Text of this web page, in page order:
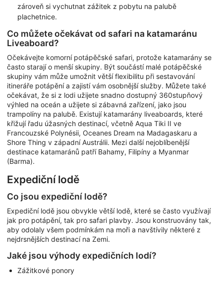
zároveň si vychutnat zážitek z pobytu na palubě
plachetnice.
Co můžete očekávat od safari na katamaránu
Liveaboard?
Očekávejte komorní potápěčské safari, protože katamarány se
často starají o menší skupiny. Být součástí malé potápěčské
skupiny vám může umožnit větší flexibilitu při sestavování
itineráře potápění a zajistí vám osobnější služby. Můžete také
očekávat, že si z lodi užijete snadno dostupný 360stupňový
výhled na oceán a užijete si zábavná zařízení, jako jsou
trampolíny na palubě. Existují katamarány liveaboards, které
křižují řadu úžasných destinací, včetně Aqua Tiki II ve
Francouzské Polynésii, Oceanes Dream na Madagaskaru a
Shore Thing v západní Austrálii. Mezi další nejoblíbenější
destinace katamaránů patří Bahamy, Filipíny a Myanmar
(Barma).
Expediční lodě
Co jsou expediční lodě?
Expediční lodě jsou obvykle větší lodě, které se často využívají
jak pro potápění, tak pro safari plavby. Jsou konstruovány tak,
aby odolaly všem podmínkám na moři a navštívily některé z
nejdrsnějších destinací na Zemi.
Jaké jsou výhody expedičních lodí?
Zážitkové ponory